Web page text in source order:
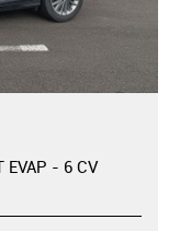
EVAP - 6 CV